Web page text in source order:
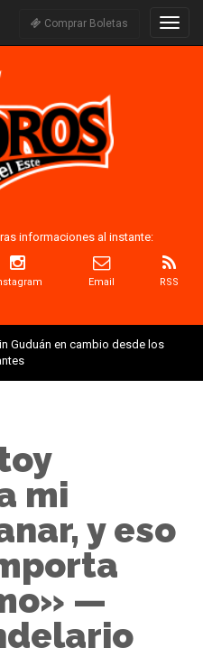
Comprar Boletas
informaciones al instante:
Email RSS
Guduán en cambio desde los
mi
y eso
—